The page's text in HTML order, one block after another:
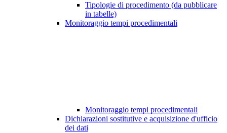
Tipologie di procedimento (da pubblicare
in tabelle)
Monitoraggio tempi procedimentali
Monitoraggio tempi procedimentali
Dichiarazioni sostitutive e acquisizione d'ufficio
dei dati